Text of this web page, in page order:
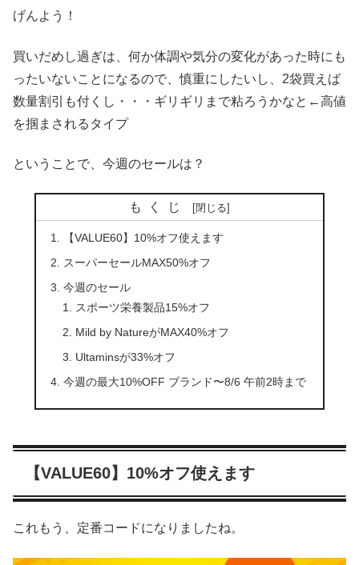
げんよう！
買いだめし過ぎは、何か体調や気分の変化があった時にも
ったいないことになるので、慎重にしたいし、2袋買えば
数量割引も付くし・・・ギリギリまで粘ろうかなと←高値
を掴まされるタイプ
ということで、今週のセールは？
もくじ
【VALUE60】10%オフ使えます
スーパーセールMAX50%オフ
今週のセール
スポーツ栄養製品15%オフ
Mild by NatureがMAX40%オフ
Ultaminsが33%オフ
今週の最大10%OFF ブランド〜8/6 午前2時まで
【VALUE60】10%オフ使えます
これもう、定番コードになりましたね。